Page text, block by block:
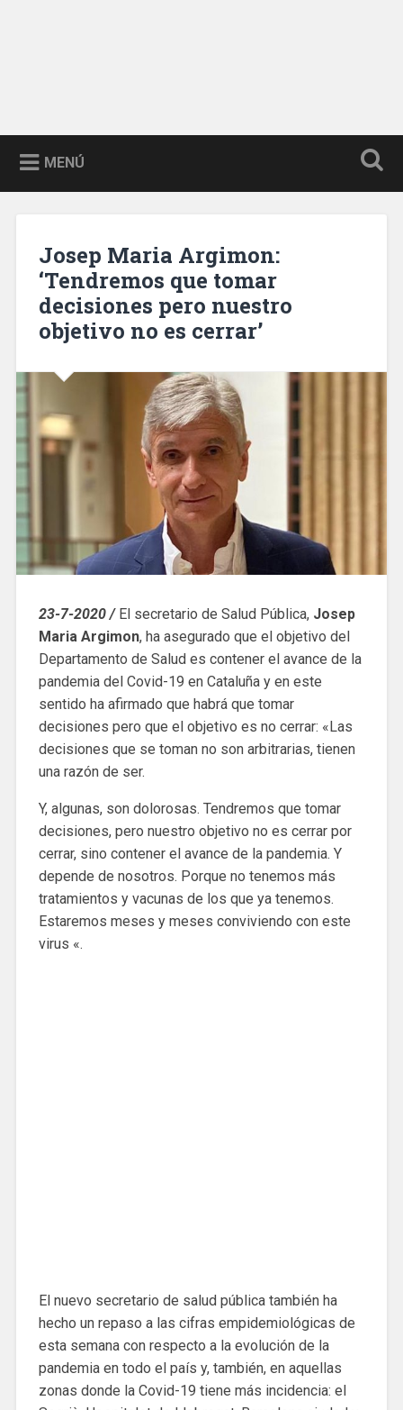
MENÚ
Josep Maria Argimon:
‘Tendremos que tomar
decisiones pero nuestro
objetivo no es cerrar’
23-7-2020 /El secretario de Salud Pública, Josep
Maria Argimon, ha asegurado que el objetivo del
Departamento de Salud es contener el avance de la
pandemia del Covid-19 en Cataluña y en este
sentido ha afirmado que habrá que tomar
decisiones pero que el objetivo es no cerrar: «Las
decisiones que se toman no son arbitrarias, tienen
una razón de ser.
Y, algunas, son dolorosas. Tendremos que tomar
decisiones, pero nuestro objetivo no es cerrar por
cerrar, sino contener el avance de la pandemia. Y
depende de nosotros. Porque no tenemos más
tratamientos y vacunas de los que ya tenemos.
Estaremos meses y meses conviviendo con este
virus «.
El nuevo secretario de salud pública también ha
hecho un repaso a las cifras empidemiológicas de
esta semana con respecto a la evolución de la
pandemia en todo el país y, también, en aquellas
zonas donde la Covid-19 tiene más incidencia: el